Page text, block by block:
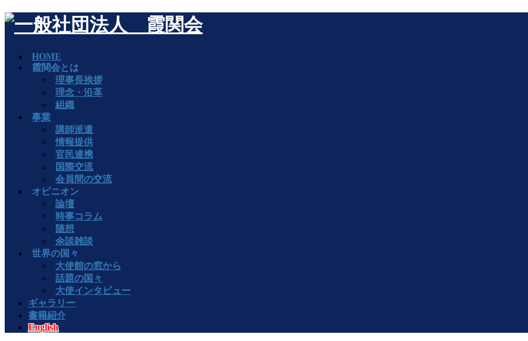
HOME
霞関会とは
理事長挨拶
理念・沿革
組織
事業
講師派遣
情報提供
官民連携
国際交流
会員間の交流
オピニオン
論壇
時事コラム
随想
余談雑談
世界の国々
大使館の窓から
話題の国々
大使インタビュー
ギャラリー
書籍紹介
English